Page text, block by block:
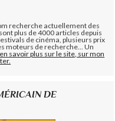
recherche actuellement des
plus de 4000 articles depuis
de cinéma, plusieurs prix
moteurs de recherche... Un
savoir plus sur le site, sur mon
DE